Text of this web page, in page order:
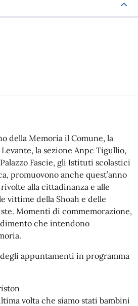
della Memoria il Comune, la
la sezione Anpc Tigullio,
Fascie, gli Istituti scolastici
promuovono anche quest’anno
alla cittadinanza e alle
vittime della Shoah e delle
Momenti di commemorazione,
che intendono
appuntamenti in programma
volta che siamo stati bambini